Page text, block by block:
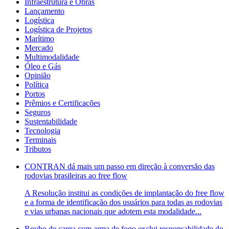
Infraestrutura e Obras
Lançamento
Logística
Logística de Projetos
Marítimo
Mercado
Multimodalidade
Óleo e Gás
Opinião
Política
Portos
Prêmios e Certificações
Seguros
Sustentabilidade
Tecnologia
Terminais
Tributos
CONTRAN dá mais um passo em direção à conversão das
rodovias brasileiras ao free flow
A Resolução institui as condições de implantação do free flow
e a forma de identificação dos usuários para todas as rodovias
e vias urbanas nacionais que adotem esta modalidade...